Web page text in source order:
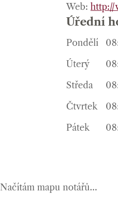
Web:http://
Úřední
Pondělí
Úterý
Středa
Čtvrtek
Pátek
Načítám mapu notářů...